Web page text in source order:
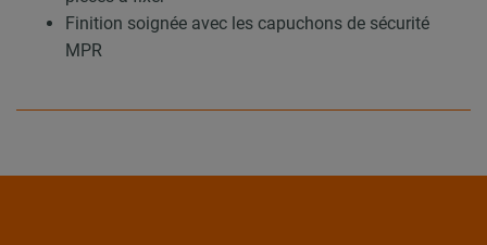
Finition soignée avec les capuchons de sécurité
MPR